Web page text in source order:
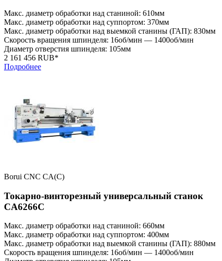
Макс. диаметр обработки над станиной: 610мм
Макс. диаметр обработки над суппортом: 370мм
Макс. диаметр обработки над выемкой станины (ГАП): 830мм
Скорость вращения шпинделя: 16об/мин — 1400об/мин
Диаметр отверстия шпинделя: 105мм
2 161 456 RUB*
Подробнее
Borui CNC CA(C)
Токарно-винторезный универсальный станок
CA6266C
Макс. диаметр обработки над станиной: 660мм
Макс. диаметр обработки над суппортом: 400мм
Макс. диаметр обработки над выемкой станины (ГАП): 880мм
Скорость вращения шпинделя: 16об/мин — 1400об/мин